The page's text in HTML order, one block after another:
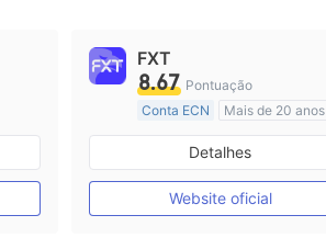
FXT
8.67 Pontuação
Conta ECN
Mais de 20 anos
Austrália Regulamento
Market Marketing (MM)
Etiqueta principal MT4
Detalhes
Website oficial